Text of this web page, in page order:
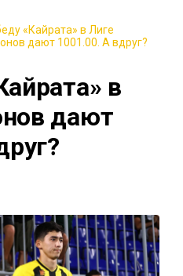
«Кайрата» в Лиге
дают 1001.00. А вдруг?
в
дают